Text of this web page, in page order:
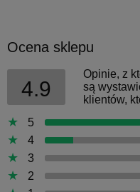
Ocena sklepu
4.9
Opinie, z
są
klientów,
5
4
3
2